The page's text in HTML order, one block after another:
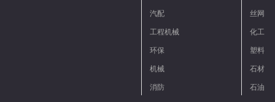
汽配
工程机械
环保
机械
消防
丝网
化工
塑料
石材
石油